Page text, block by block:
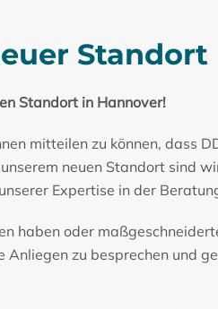
Standort
Standort in Hannover!
mitteilen zu können, dass
neuen Standort sind
Expertise in der
haben oder
Anliegen zu besprechen und